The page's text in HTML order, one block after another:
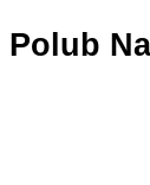
Polub